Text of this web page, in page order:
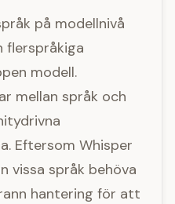
på modellnivå
flerspråkiga
modell.
mellan språk och
Eftersom Whisper
vissa språk behöva
hantering för att